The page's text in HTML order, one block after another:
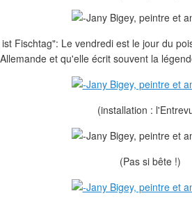
Fischtag": Le vendredi est le jour du
Allemande et qu'elle écrit souvent la
(installation :
(Pas si bête !)